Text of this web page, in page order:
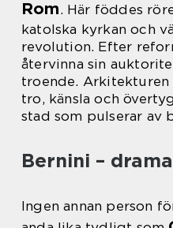
Rom. Här föddes
katolska kyrkan och
revolution. Efter
återvinna sin
troende.
tro, känsla och
stad som pulserar av
Bernini –
Ingen annan person